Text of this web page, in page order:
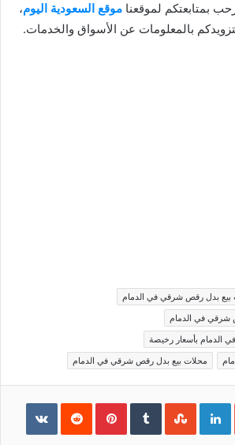
بمتابعتكم لموقعنا موقع السعودية اليوم،
بالمعلومات عن الأسواق والخدمات.
بيع بدل رقص شرقي في الدمام
الدمام بأسعار رخيصة
محلات بيع بدل رقص شرقي في الدمام
Google+
LinkedIn
Pinterest